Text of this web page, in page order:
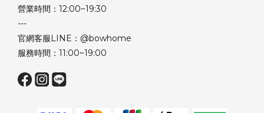
營業時間：12:00~19:30
---
官網客服LINE：@bowhome
服務時間：11:00~19:00